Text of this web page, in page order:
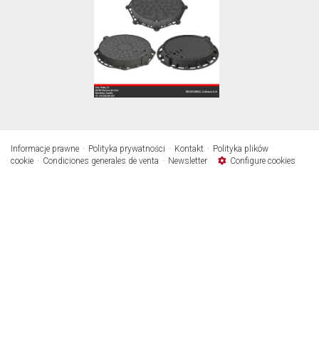
Informacje prawne Polityka prywatności Kontakt
Polityka plików
cookie
Condiciones generales de venta Newsletter Configure cookies